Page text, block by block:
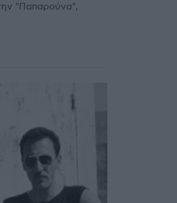
"Παπαρούνα",